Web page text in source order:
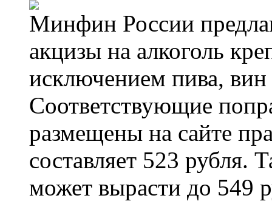
Минфин России
акцизы на алкоголь
исключением пива,
Соответствующие
размещены на сайте
составляет 523 рубля.
может вырасти до 549